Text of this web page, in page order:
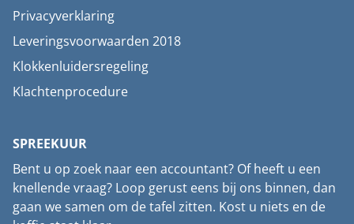
Privacyverklaring
Leveringsvoorwaarden 2018
Klokkenluidersregeling
Klachtenprocedure
SPREEKUUR
Bent u op zoek naar een accountant? Of heeft u een
knellende vraag? Loop gerust eens bij ons binnen, dan
gaan we samen om de tafel zitten. Kost u niets en de